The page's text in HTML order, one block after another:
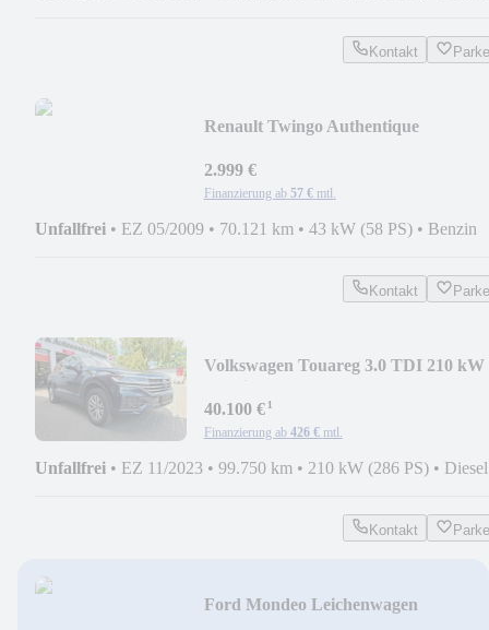
Kontakt
Renault Twingo Authentique
2.999 €
Finanzierung ab 57 € mtl.
Unfallfrei • EZ 05/2009 • 70.121 km • 43 kW (58 PS) • Benzin
Kontakt
Volkswagen Touareg 3.0 TDI 210 kW
40.100 €¹
Finanzierung ab 426 € mtl.
Unfallfrei • EZ 11/2023 • 99.750 km • 210 kW (286 PS) • Diesel
Kontakt
Ford Mondeo Leichenwagen